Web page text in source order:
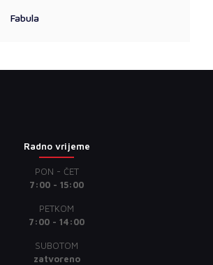
Fabula
Radno vrijeme
PON - ČET
7:00 - 15:00
PETKOM
7:00 - 14:00
SUBOTOM
zatvoreno